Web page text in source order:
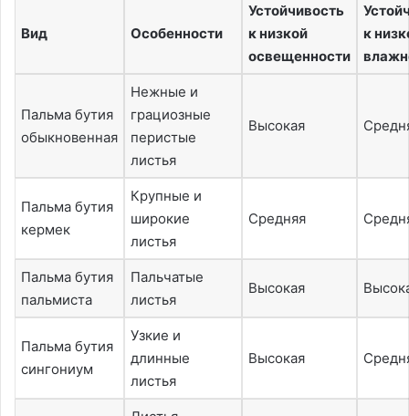
Вид Особенности
Устойчивость
к низкой
освещенности
к
Пальма бутия
обыкновенная
Нежные и
грациозные
перистые
листья
Высокая
Пальма бутия
кермек
Крупные и
широкие
листья
Средняя
Пальма бутия
пальмиста
Пальчатые
листья
Высокая
Пальма бутия
сингониум
Узкие и
длинные
листья
Высокая